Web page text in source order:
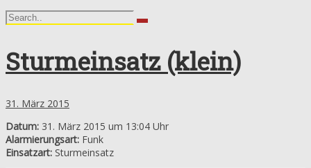
Sturmeinsatz (klein)
31. März 2015
Datum: 31. März 2015 um 13:04 Uhr
Alarmierungsart: Funk
Einsatzart: Sturmeinsatz